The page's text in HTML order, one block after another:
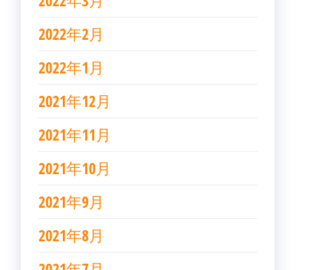
2022年2月
2022年1月
2021年12月
2021年11月
2021年10月
2021年9月
2021年8月